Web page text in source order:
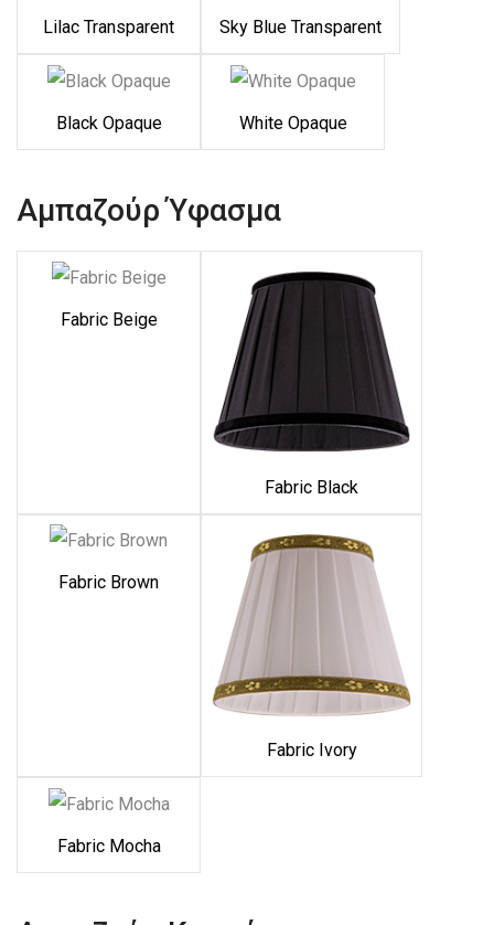
Lilac Transparent Sky Blue Transparent
Black Opaque White Opaque
Αμπαζούρ Ύφασμα
Fabric Beige
Fabric Black
Fabric Brown
Fabric Ivory
Fabric Mocha